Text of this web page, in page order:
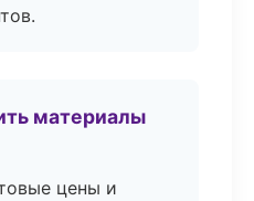
материалы
цены и